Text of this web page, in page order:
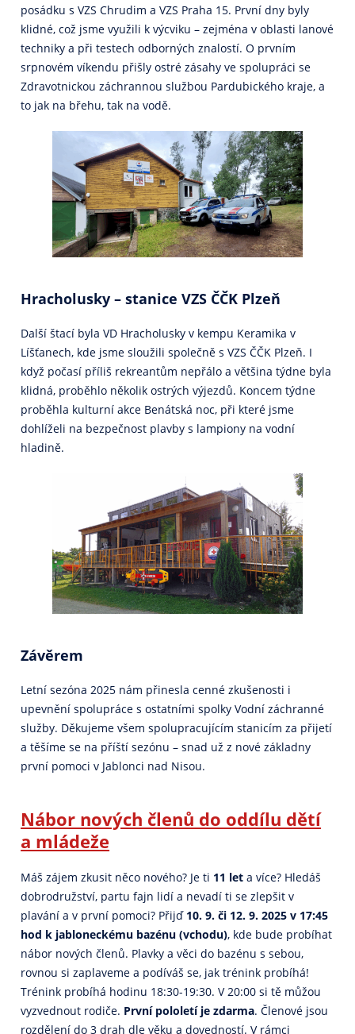
posádku s VZS Chrudim a VZS Praha 15. První dny byly
klidné, což jsme využili k výcviku – zejména v oblasti lanové
techniky a při testech odborných znalostí. O prvním
srpnovém víkendu přišly ostré zásahy ve spolupráci se
Zdravotnickou záchrannou službou Pardubického kraje, a
to jak na břehu, tak na vodě.
Hracholusky – stanice VZS ČČK Plzeň
Další štací byla VD Hracholusky v kempu Keramika v
Líšťanech, kde jsme sloužili společně s VZS ČČK Plzeň. I
když počasí příliš rekreantům nepřálo a většina týdne byla
klidná, proběhlo několik ostrých výjezdů. Koncem týdne
proběhla kulturní akce Benátská noc, při které jsme
dohlíželi na bezpečnost plavby s lampiony na vodní
hladině.
Závěrem
Letní sezóna 2025 nám přinesla cenné zkušenosti i
upevnění spolupráce s ostatními spolky Vodní záchranné
služby. Děkujeme všem spolupracujícím stanicím za přijetí
a těšíme se na příští sezónu – snad už z nové základny
první pomoci v Jablonci nad Nisou.
Nábor nových členů do oddílu dětí
a mládeže
Máš zájem zkusit něco nového? Je ti 11 let a více? Hledáš
dobrodružství, partu fajn lidí a nevadí ti se zlepšit v
plavání a v první pomoci? Přijď 10. 9. či 12. 9. 2025 v 17:45
hod k jabloneckému bazénu (vchodu), kde bude probíhat
nábor nových členů. Plavky a věci do bazénu s sebou,
rovnou si zaplaveme a podíváš se, jak trénink probíhá!
Trénink probíhá hodinu 18:30-19:30. V 20:00 si tě můžou
vyzvednout rodiče. První pololetí je zdarma. Členové jsou
rozdělení do 3 drah dle věku a dovedností. V rámci